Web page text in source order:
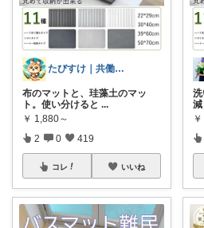
たびすけ｜共働きママの時短キッチン
布のマットと、珪藻土のマッ
ト。使い分けると ...
￥ 1,880～
2 0 419
コレ いいね
減
￥